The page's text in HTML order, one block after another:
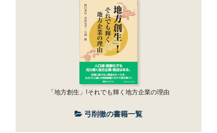
「地方創生」!それでも輝く地方企業の理由
弓削徹の書籍一覧